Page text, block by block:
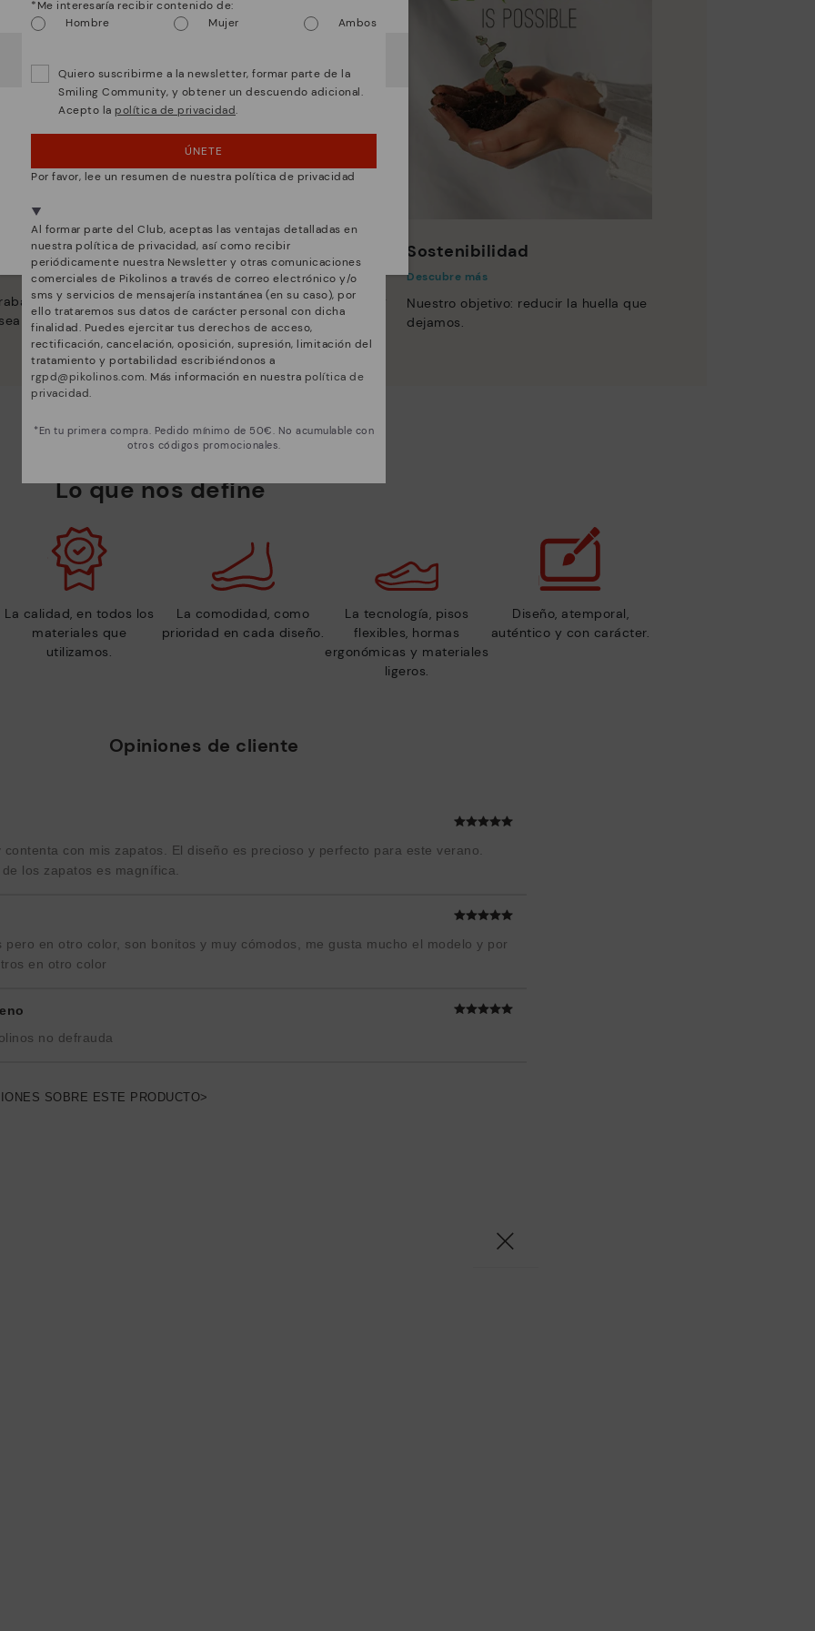
para que
único.
Innovación
Descubre más
La piel es lo que mejor nos define y
representa.
Sostenibilidad
Descubre más
Nuestro objetivo: reducir la huella que
dejamos.
Lo que nos define
La calidad, en todos los
materiales que
utilizamos.
La comodidad, como
prioridad en cada diseño.
La tecnología, pisos
flexibles, hormas
ergonómicas y materiales
ligeros.
Diseño, atemporal,
auténtico y con carácter.
Opiniones de cliente
con mis zapatos. El diseño es precioso y perfecto para este verano.
los zapatos es magnífica.
pero en otro color, son bonitos y muy cómodos, me gusta mucho el modelo y por
en otro color
no defrauda
SOBRE ESTE PRODUCTO>
¿Quieres ir a la web de USA?
NO, QUIERO VISITAR LA WEB DE ESPAÑA
Selecciona el tuyoaquí.
*Me interesaría recibir contenido de:
Hombre
Mujer Ambos
Quiero suscribirme a la newsletter, formar parte de la
Smiling Community, y obtener un descuendo adicional.
Acepto la política de privacidad.
ÚNETE
Por favor, lee un resumen de nuestra política de privacidad
Al formar parte del Club, aceptas las ventajas detalladas en
nuestra política de privacidad, así como recibir
periódicamente nuestra Newsletter y otras comunicaciones
comerciales de Pikolinos a través de correo electrónico y/o
sms y servicios de mensajería instantánea (en su caso), por
ello trataremos sus datos de carácter personal con dicha
finalidad. Puedes ejercitar tus derechos de acceso,
rectificación, cancelación, oposición, supresión, limitación del
tratamiento y portabilidad escribiéndonos a
rgpd@pikolinos.com. Más información en nuestra política de
privacidad.
*En tu primera compra. Pedido mínimo de 50€. No acumulable con
otros códigos promocionales.